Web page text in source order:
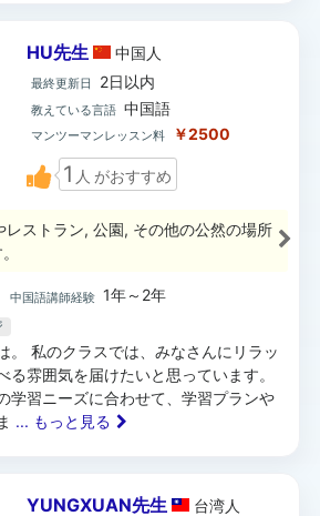
HU先生 中国 人
最終更新日 2日以内
教えている言語 中国語
マンツーマンレッスン料 ￥2500
1 人 がおすすめ
レストラン, 公園, その他の公然の場所
中国語講師経験 1年～2年
。 私のクラスでは、みなさんにリラッ
る雰囲気を届けたいと思っています。
学習ニーズに合わせて、学習プランや
... もっと見る
YUNGXUAN先生 台湾人